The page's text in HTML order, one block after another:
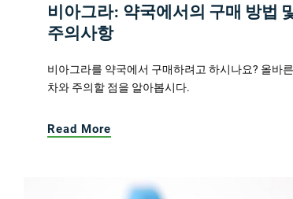
비아그라: 약국에서의 구매 방법
주의사항
비아그라를 약국에서 구매하려고 하시나요? 올바
차와 주의할 점을 알아봅시다.
Read More